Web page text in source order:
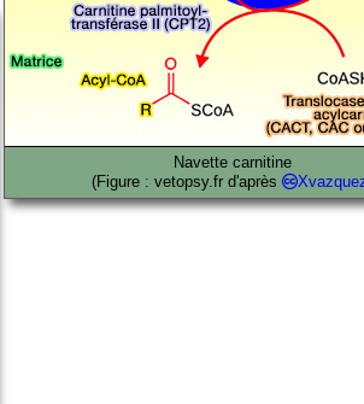
Navette carnitine
(Figure : vetopsy.fr d'après